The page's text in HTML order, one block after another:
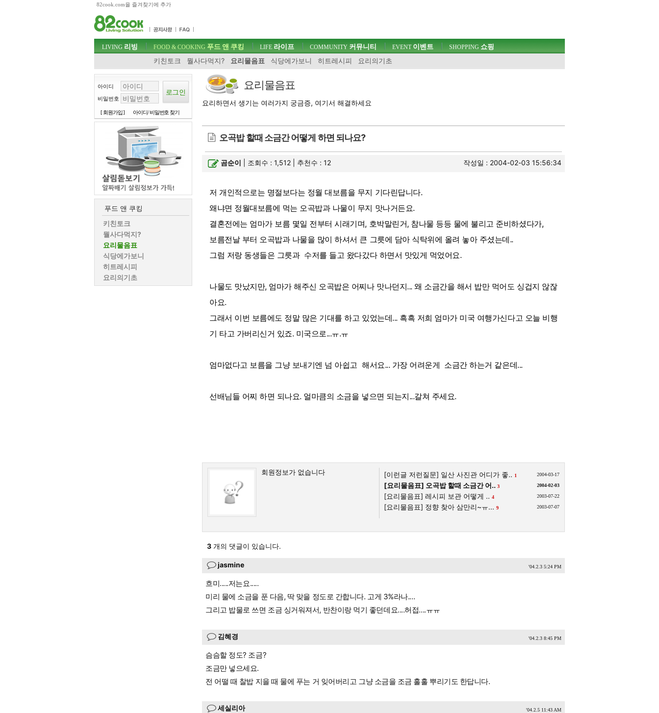
82cook.com을 즐겨찾기에 추가
주메뉴 바로가기
컨텐츠 바로가기
검색 바로가기
로그인 바로가기
주메뉴
LIVING 리빙 FOOD & COOKING 푸드 앤 쿠킹
키친토크
뭘사다먹지? 요리물음표 식당에가보니 히트레시피 요리의기초
LIFE 라이프 COMMUNITY 커뮤니티 EVENT이벤트 SHOPPING 쇼핑
아이디
비밀번호
[ 회원가입 ] 아이디/ 비밀번호 찾기
푸드 앤 쿠킹
키친토크
뭘사다먹지?
요리물음표
식당에가보니
히트레시피
요리의기초
요리물음표
요리하면서 생기는 여러가지 궁금증, 여기서 해결하세요
오곡밥 할때 소금간 어떻게 하면 되나요?
곰순이 | 조회수 : 1,512 | 추천수 :12 작성일 : 2004-02-03 15:56:34
저 개인적으로는 명절보다는 정월 대보름을 무지 기다린답니다.
왜냐면 정월대보름에 먹는 오곡밥과 나물이 무지 맛나거든요.
결혼전에는 엄마가 보름 몇일 전부터 시래기며, 호박말린거, 참나물 등등 물에 불리고 준비하셨다가,
보름전날 부터 오곡밥과 나물을 많이 하셔서 큰 그릇에 담아 식탁위에 올려 놓아 주셨는데..
그럼 저랑 동생들은 그릇과 수저를 들고 왔다갔다 하면서 맛있게 먹었어요.
나물도 맛났지만, 엄마가 해주신 오곡밥은 어찌나 맛나던지... 왜 소금간을 해서 밥만 먹어도 싱겁지 않잖
아요.
그래서 이번 보름에도 정말 많은 기대를 하고 있었는데... 흑흑 저희 엄마가 미국 여행가신다고 오늘 비행
기 타고 가버리신거 있죠. 미국으로...ㅠ.ㅠ
엄마없다고 보름을 그냥 보내기엔 넘 아쉽고 해서요... 가장 어려운게 소금간 하는거 같은데...
선배님들 어찌 하면 되나요. 얼마큼의 소금을 넣으면 되는지...갈쳐 주세요.
회원정보가 없습니다 [이런글 저런질문] 일산 사진관 어디가 좋.. 1 2004-03-17
[요리물음표] 오곡밥 할때 소금간 어.. 3 2004-02-03
[요리물음표] 레시피 보관 어떻게 .. 4 2003-07-22
[요리물음표] 정향 찾아 삼만리~ㅠ... 9 2003-07-07
3 개의 댓글이 있습니다.
jasmine '04.2.3 5:24 PM
흐미.....저는요.....
미리 물에 소금을 푼 다음, 딱 맞을 정도로 간합니다. 고게 3%라나....
그리고 밥물로 쓰면 조금 싱거워져서, 반찬이랑 먹기 좋던데요....허접....ㅠㅠ
김혜경 '04.2.3 8:45 PM
슴슴할 정도? 조금?
조금만 넣으세요.
전 어떨 때 찰밥 지을 때 물에 푸는 거 잊어버리고 그냥 소금을 조금 훌훌 뿌리기도 한답니다.
세실리아 '04.2.5 11:43 AM